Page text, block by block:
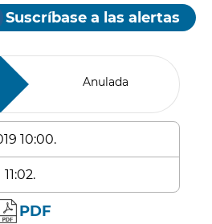
Suscríbase a las alertas
Anulada
10:00.
PDF